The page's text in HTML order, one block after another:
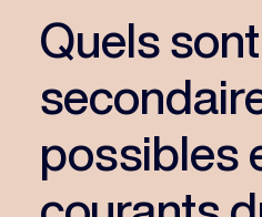
Quels
possibles